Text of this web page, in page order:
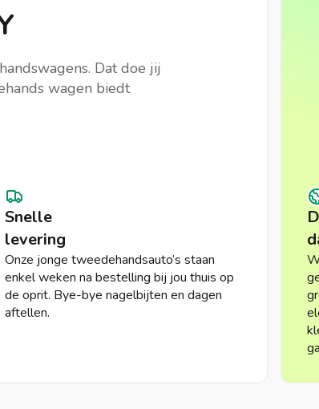
Dat doe jij
wagen biedt
Snelle
levering
Onze jonge tweedehandsauto’s staan
enkel weken na bestelling bij jou thuis op
de oprit. Bye-bye nagelbijten en dagen
aftellen.